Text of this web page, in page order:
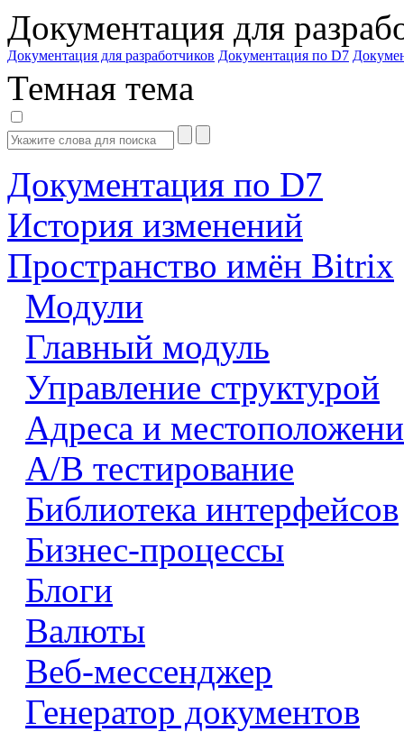
Документация для
Документация для разработчиков Документация по D7
Темная тема
Документация по D7
История изменений
Пространство имён Bitrix
Модули
Главный модуль
Управление структурой
Адреса и
А/В тестирование
Библиотека интерфейсов
Бизнес-процессы
Блоги
Валюты
Веб-мессенджер
Генератор документов